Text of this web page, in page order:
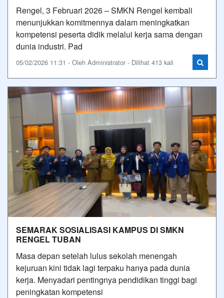
Rengel, 3 Februari 2026 – SMKN Rengel kembali
menunjukkan komitmennya dalam meningkatkan
kompetensi peserta didik melalui kerja sama dengan
dunia industri. Pad
05/02/2026 11:31 - Oleh Administrator - Dilihat 413 kali
SEMARAK SOSIALISASI KAMPUS DI SMKN
RENGEL TUBAN
Masa depan setelah lulus sekolah menengah
kejuruan kini tidak lagi terpaku hanya pada dunia
kerja. Menyadari pentingnya pendidikan tinggi bagi
peningkatan kompetensi